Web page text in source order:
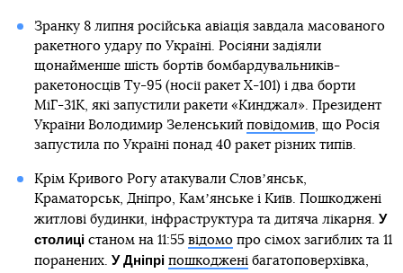
Зранку 8 липня російська авіація завдала масованого
ракетного удару по Україні. Росіяни задіяли
щонайменше шість бортів бомбардувальників-
ракетоносців Ту-95 (носії ракет Х-101) і два борти
МіГ-31К, які запустили ракети «Кинджал». Президент
України Володимир Зеленський повідомив, що Росія
запустила по Україні понад 40 ракет різних типів.
Крім Кривого Рогу атакували Словʼянськ,
Краматорськ, Дніпро, Камʼянське і Київ. Пошкоджені
житлові будинки, інфраструктура та дитяча лікарня. У
столицістаном на 11:55 відомопро сімох загиблих та 11
поранених. У Дніпрі пошкодженібагатоповерхівка,